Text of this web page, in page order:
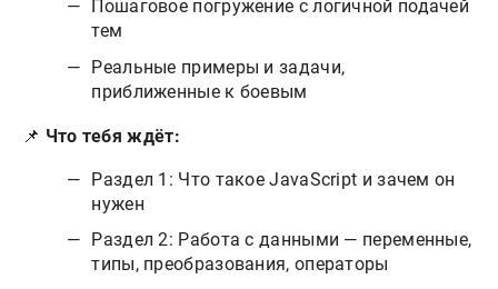
Пошаговое погружение с логичной подачей
тем
Реальные примеры и задачи,
приближенные к боевым
📌 Что тебя ждёт:
Раздел 1: Что такое JavaScript и зачем он
нужен
Раздел 2: Работа с данными — переменные,
типы, преобразования, операторы